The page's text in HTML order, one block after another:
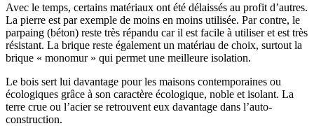
Avec le temps, certains matériaux ont été délaissés au profit d’autres.
La pierre est par exemple de moins en moins utilisée. Par contre, le
parpaing (béton) reste très répandu car il est facile à utiliser et est très
résistant. La brique reste également un matériau de choix, surtout la
brique « monomur » qui permet une meilleure isolation.
Le bois sert lui davantage pour les maisons contemporaines ou
écologiques grâce à son caractère écologique, noble et isolant. La
terre crue ou l’acier se retrouvent eux davantage dans l’auto-
construction.